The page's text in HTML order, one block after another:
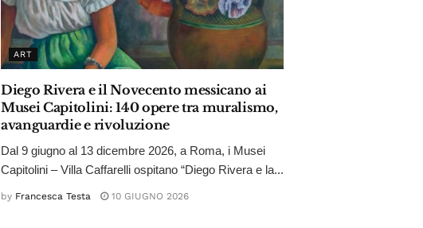
ART
Diego Rivera e il Novecento messicano ai
Musei Capitolini: 140 opere tra muralismo,
avanguardie e rivoluzione
Dal 9 giugno al 13 dicembre 2026, a Roma, i Musei
Capitolini – Villa Caffarelli ospitano “Diego Rivera e la...
by Francesca Testa 10 GIUGNO 2026